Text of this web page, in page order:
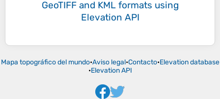
GeoTIFF and KML formats using
Elevation API
Mapa topográfico del mundo•Aviso legal•Contacto•Elevation database
•Elevation API